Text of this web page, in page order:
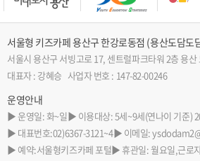
서울형 키즈카페 용산구 한강로동점 (용산도담도
서울시 용산구 서빙고로 17, 센트럴파크타워 2층 용
대표자 : 강혜승 사업자 번호 : 147-82-00246
운영안내
▶ 운영일: 화~일▶ 이용대상: 5세~9세(연나이 기준)
▶ 대표번호:02)6367-3121~4▶ 이메일:
▶ 예약:서울형키즈카페 포털▶ 휴관일: 월요일,근로